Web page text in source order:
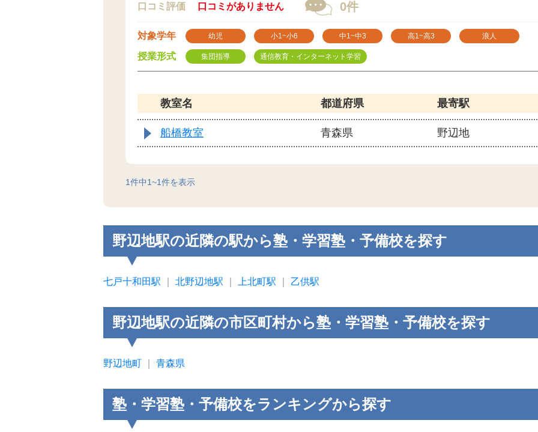
口コミ評価 口コミがありません 0件
対象学年 幼児 小1~小6 中1~中3 高1~高3 浪人
授業形式 集団指導 通信教育・インターネット学習
教室名 都道府県 最寄駅
船橋教室 青森県 野辺地
1件中1~1件を表示
野辺地駅の近隣の駅から塾・学習塾・予備校を探す
七戸十和田駅 北野辺地駅 上北町駅 乙供駅
野辺地駅の近隣の市区町村から塾・学習塾・予備校を探す
野辺地町 青森県
塾・学習塾・予備校をランキングから探す